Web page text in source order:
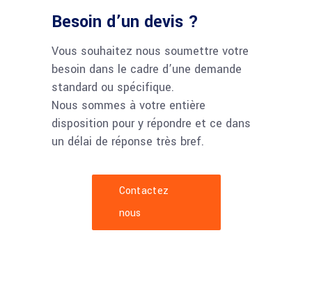
Besoin d’un devis ?
Vous souhaitez nous soumettre votre
besoin dans le cadre d’une demande
standard ou spécifique.
Nous sommes à votre entière
disposition pour y répondre et ce dans
un délai de réponse très bref.
Contactez
nous